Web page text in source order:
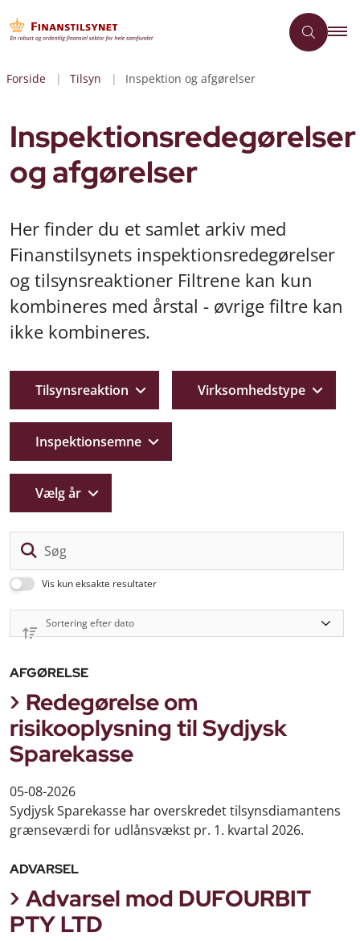
Forside Tilsyn Inspektion og afgørelser
Inspektionsredegørelser
og afgørelser
Her finder du et samlet arkiv med
Finanstilsynets inspektionsredegørelser
og tilsynsreaktioner Filtrene kan kun
kombineres med årstal - øvrige filtre kan
ikke kombineres.
Vis kun eksakte resultater
Tilsynsreaktion Virksomhedstype
Inspektionsemne
Vælg år
AFGØRELSE
Redegørelse om
risikooplysning til Sydjysk
Sparekasse
05-08-2026
Sydjysk Sparekasse har overskredet tilsynsdiamantens
grænseværdi for udlånsvækst pr. 1. kvartal 2026.
ADVARSEL
Advarsel mod DUFOURBIT
PTY LTD